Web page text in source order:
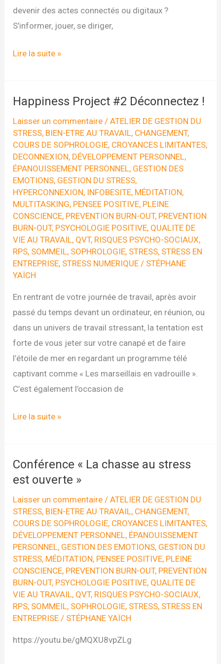
devenir des actes connectés ou digitaux ?
S’informer, jouer, se diriger,
Déconnecter
couper
Lire la suite »
Happiness Project #2 Déconnectez !
Laisser un commentaire /ATELIER DE GESTION DU
STRESS, BIEN-ETRE AU TRAVAIL, CHANGEMENT,
COURS DE SOPHROLOGIE, CROYANCES LIMITANTES,
DECONNEXION, DÉVELOPPEMENT PERSONNEL,
ÉPANOUISSEMENT PERSONNEL, GESTION DES
EMOTIONS, GESTION DU STRESS,
HYPERCONNEXION, INFOBESITE, MÉDITATION,
MULTITASKING, PENSEE POSITIVE, PLEINE
CONSCIENCE, PREVENTION BURN-OUT, PREVENTION
BURN-OUT, PSYCHOLOGIE POSITIVE, QUALITE DE
VIE AU TRAVAIL, QVT, RISQUES PSYCHO-SOCIAUX,
RPS, SOMMEIL, SOPHROLOGIE, STRESS, STRESS EN
ENTREPRISE, STRESS NUMERIQUE / STÉPHANE
YAÏCH
En rentrant de votre journée de travail, après avoir
passé du temps devant un ordinateur, en réunion, ou
dans un univers de travail stressant, la tentation est
forte de vous jeter sur votre canapé et de faire
l’étoile de mer en regardant un programme télé
captivant comme « Les marseillais en vadrouille ».
C’est également l’occasion de
Happiness
Déconnectez
!
Lire la suite »
Conférence « La chasse au stress
est ouverte »
Laisser un commentaire /ATELIER DE GESTION DU
STRESS, BIEN-ETRE AU TRAVAIL, CHANGEMENT,
COURS DE SOPHROLOGIE, CROYANCES LIMITANTES,
DÉVELOPPEMENT PERSONNEL, ÉPANOUISSEMENT
PERSONNEL, GESTION DES EMOTIONS, GESTION DU
STRESS, MÉDITATION, PENSEE POSITIVE, PLEINE
CONSCIENCE, PREVENTION BURN-OUT, PREVENTION
BURN-OUT, PSYCHOLOGIE POSITIVE, QUALITE DE
VIE AU TRAVAIL, QVT, RISQUES PSYCHO-SOCIAUX,
RPS, SOMMEIL, SOPHROLOGIE, STRESS, STRESS EN
ENTREPRISE / STÉPHANE YAÏCH
https://youtu.be/gMQXU8vpZLg